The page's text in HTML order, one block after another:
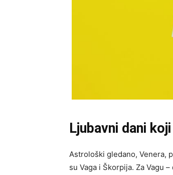
Ljubavni dani
Astrološki gledano, Venera,
su Vaga i Škorpija. Za Vagu